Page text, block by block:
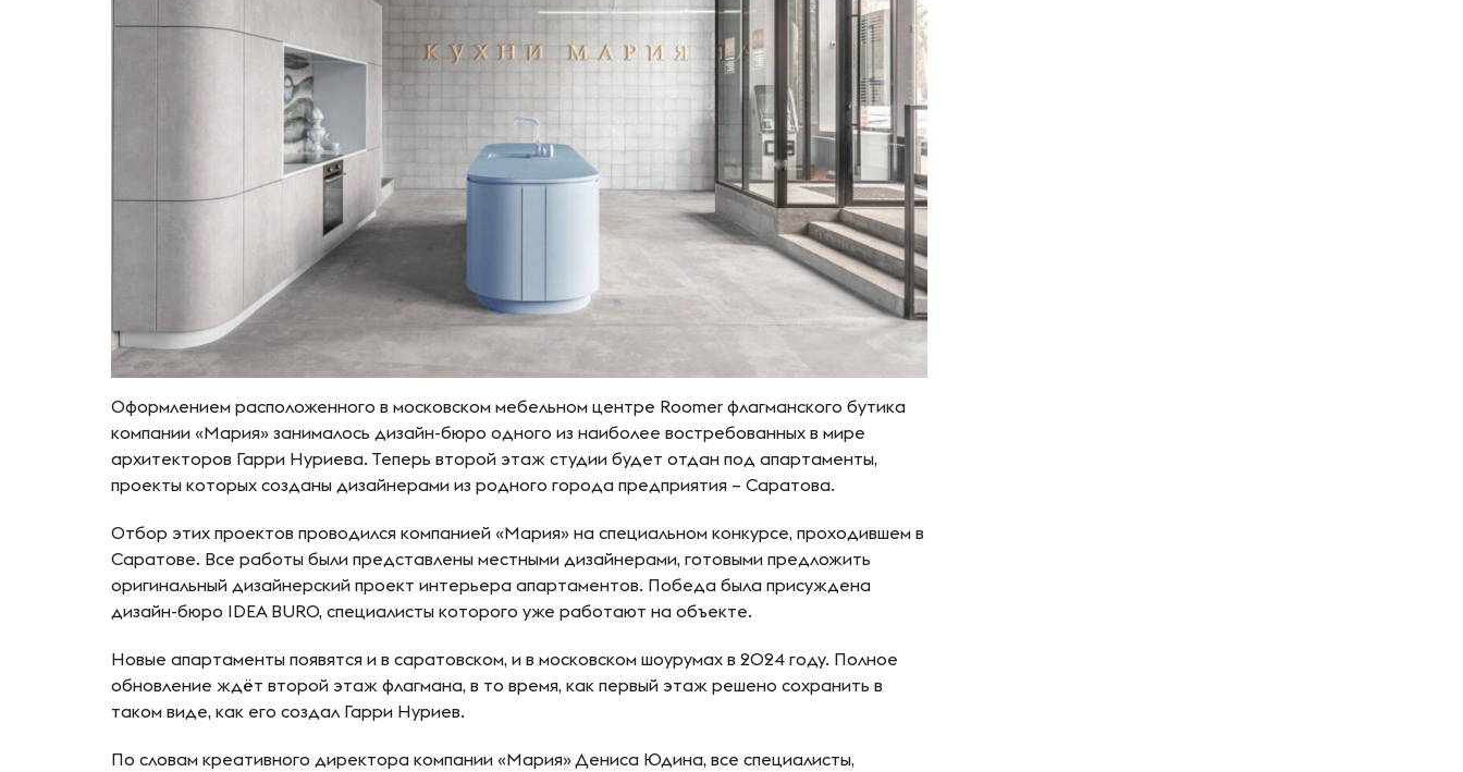
Оформлением расположенного в московском мебельном центре Roomer флагманского бутика
компании «Мария» занималось дизайн-бюро одного из наиболее востребованных в мире
архитекторов Гарри Нуриева. Теперь второй этаж студии будет отдан под апартаменты,
проекты которых созданы дизайнерами из родного города предприятия – Саратова.
Отбор этих проектов проводился компанией «Мария» на специальном конкурсе, проходившем в
Саратове. Все работы были представлены местными дизайнерами, готовыми предложить
оригинальный дизайнерский проект интерьера апартаментов. Победа была присуждена
дизайн-бюро IDEA BURO, специалисты которого уже работают на объекте.
Новые апартаменты появятся и в саратовском, и в московском шоурумах в 2024 году. Полное
обновление ждёт второй этаж флагмана, в то время, как первый этаж решено сохранить в
таком виде, как его создал Гарри Нуриев.
По словам креативного директора компании «Мария» Дениса Юдина, все специалисты,